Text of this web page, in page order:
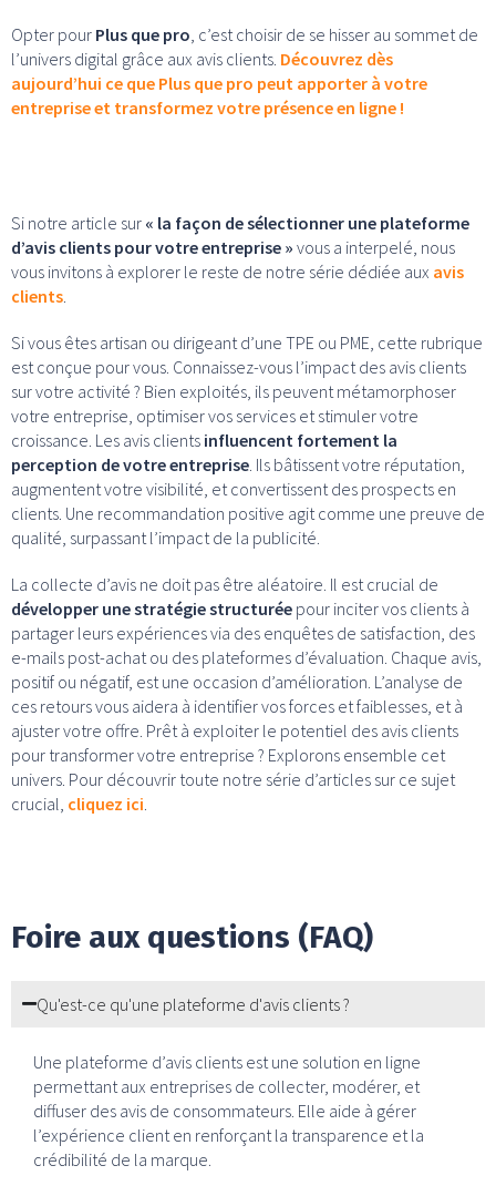
Opter pour Plus que pro , c’est choisir de se hisser au sommet de
l’univers digital grâce aux avis clients. Découvrez dès
aujourd’hui ce que Plus que pro peut apporter à votre
entreprise et transformez votre présence en ligne !
Si notre article sur « la façon de sélectionner une plateforme
d’avis clients pour votre entreprise » vous a interpelé, nous
vous invitons à explorer le reste de notre série dédiée aux avis
clients
Si vous êtes artisan ou dirigeant d’une TPE ou PME, cette rubrique
est conçue pour vous. Connaissez-vous l’impact des avis clients
sur votre activité ? Bien exploités, ils peuvent métamorphoser
votre entreprise, optimiser vos services et stimuler votre
croissance. Les avis clients influencent fortement la
perception de votre entreprise . Ils bâtissent votre réputation,
augmentent votre visibilité, et convertissent des prospects en
clients. Une recommandation positive agit comme une preuve de
qualité, surpassant l’impact de la publicité.
La collecte d’avis ne doit pas être aléatoire. Il est crucial de
développer une stratégie structurée pour inciter vos clients à
partager leurs expériences via des enquêtes de satisfaction, des
e-mails post-achat ou des plateformes d’évaluation. Chaque avis,
positif ou négatif, est une occasion d’amélioration. L’analyse de
ces retours vous aidera à identifier vos forces et faiblesses, et à
ajuster votre offre. Prêt à exploiter le potentiel des avis clients
pour transformer votre entreprise ? Explorons ensemble cet
univers. Pour découvrir toute notre série d’articles sur ce sujet
crucial, cliquez ici
Foire aux questions (FAQ)
Qu'est-ce qu'une plateforme d'avis clients ?
Une plateforme d’avis clients est une solution en ligne
permettant aux entreprises de collecter, modérer, et
diffuser des avis de consommateurs. Elle aide à gérer
l’expérience client en renforçant la transparence et la
crédibilité de la marque.